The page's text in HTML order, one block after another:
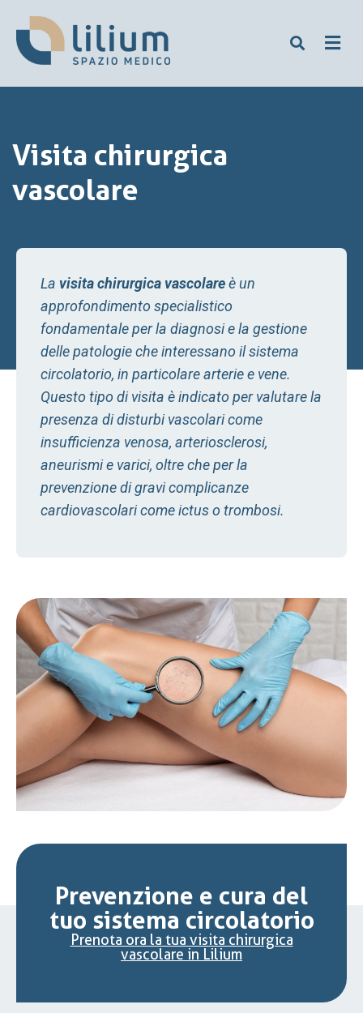
Visita chirurgica
vascolare
La visita chirurgica vascolareè un
approfondimento specialistico
fondamentale per la diagnosi e la gestione
delle patologie che interessano il sistema
circolatorio, in particolare arterie e vene.
Questo tipo di visita è indicato per valutare la
presenza di disturbi vascolari come
insufficienza venosa, arteriosclerosi,
aneurismi e varici, oltre che per la
prevenzione di gravi complicanze
cardiovascolari come ictus o trombosi.
Prevenzione e cura del
tuo sistema circolatorio
Prenota ora la tua visita chirurgica
vascolare in Lilium